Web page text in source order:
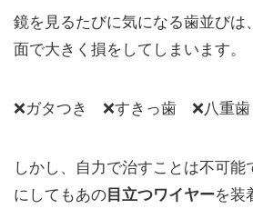
鏡を見るたびに気になる歯並びは
面で大きく損をしてしまいます。
❌ガタつき ❌すきっ歯 ❌八重歯
しかし、自力で治すことは不可能
にしてもあの 目立つワイヤーを装